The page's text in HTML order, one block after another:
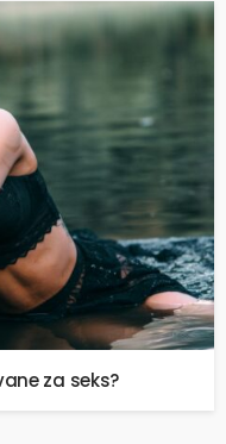
za seks?